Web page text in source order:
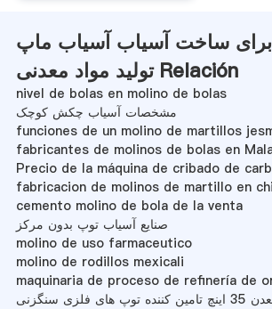
ساخت آسیاب آسیاب ماپ
تولید مواد معدنی Relación
nivel de bolas en molino de bolas
مشخصات آسیاب چکش کوچک
funciones de un molino de martillos
fabricantes de molinos de bolas en
Precio de la máquina de cribado de
fabricacion de molinos de martillo en
cemento molino de bola de la venta
صنایع آسیاب توپ بدون مرکز
molino de uso farmaceutico
molino de rodillos mexicali
maquinaria de proceso de refinería de
سنگزنی